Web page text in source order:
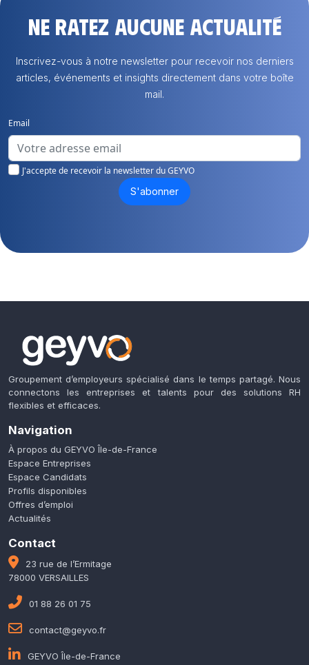
Ne ratez aucune actualité
Inscrivez-vous à notre newsletter pour recevoir nos derniers
articles, événements et insights directement dans votre boîte
mail.
Email
J'accepte de recevoir la newsletter du GEYVO
S'abonner
Groupement d’employeurs spécialisé dans le temps partagé. Nous
connectons les entreprises et talents pour des solutions RH
flexibles et efficaces.
Navigation
À propos du GEYVO Île-de-France
Espace Entreprises
Espace Candidats
Profils disponibles
Offres d’emploi
Actualités
Contact
23 rue de l’Ermitage
78000 VERSAILLES
01 88 26 01 75
contact@geyvo.fr
GEYVO Île-de-France